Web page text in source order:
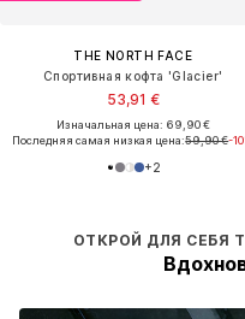
THE NORTH FACE
Спортивная кофта 'Glacier'
53,91 €
Изначальная цена: 69,90 €
Последняя самая низкая цена:59,90 €-
+2
ОТКРОЙ ДЛЯ СЕБЯ